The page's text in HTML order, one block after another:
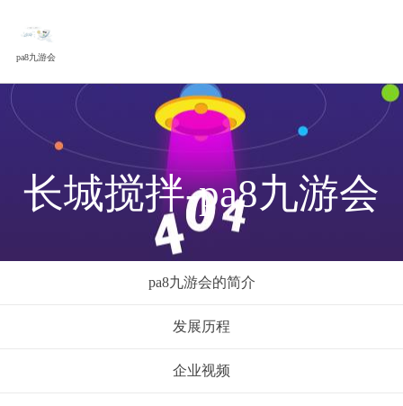
pa8九游会
长城搅拌-pa8九游会
pa8九游会的简介
发展历程
企业视频